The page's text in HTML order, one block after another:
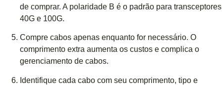
de comprar. A polaridade B é o padrão para transceptores
40G e 100G.
Compre cabos apenas enquanto for necessário. O
comprimento extra aumenta os custos e complica o
gerenciamento de cabos.
Identifique cada cabo com seu comprimento, tipo e